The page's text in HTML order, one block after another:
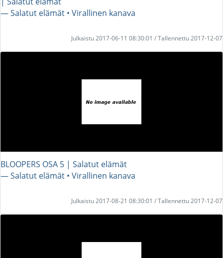
― Salatut elämät • Virallinen kanava
Julkaistu 2017-06-11 08:30:01 / Tallennettu 2017-12-07
BLOOPERS OSA 5 | Salatut elämät
― Salatut elämät • Virallinen kanava
Julkaistu 2017-08-21 08:30:01 / Tallennettu 2017-12-07